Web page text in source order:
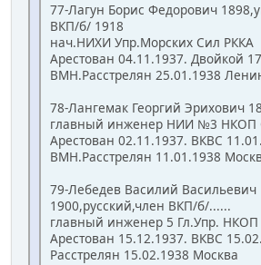
77-Лагун Борис Федорович
ВКП/б/ 1918
нач.НИХИ Упр.Морских Сил РККА
Арестован 04.11.1937. Двойкой
ВМН.Расстрелян 25.01.1938
78-Лангемак Георгий Эрихович
главный инженер НИИ №3 НКОП
Арестован 02.11.1937. ВКВС
ВМН.Расстрелян 11.01.1938
79-Лебедев Василий Васильевич
1900,русский,член ВКП/б/......
главный инженер 5 Гл.Упр.
Арестован 15.12.1937. ВКВС
Расстрелян 15.02.1938 Москва